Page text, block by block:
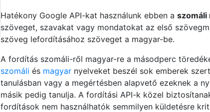
Hatékony Google API-kat használunk ebben aszomáli
szöveget, szavakat vagy mondatokat az első
szöveg lefordításához szöveget a magyar-be.
A fordítás szomáli-ről magyar-re a másodperc
szomáli és magyar nyelveket beszél sok emberek
tanulásban vagy a megértésben alapvető ezeknek a
másik pedig tanulja. A fordítási API-k közel
fordítások nem használhatók semmilyen küldetésre